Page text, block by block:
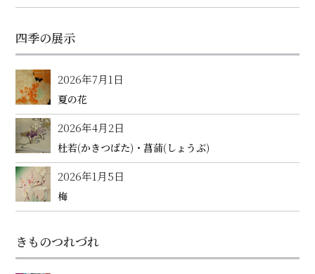
四季の展示
2026年7月1日
夏の花
2026年4月2日
杜若(かきつばた)・菖蒲(しょうぶ)
2026年1月5日
梅
きものつれづれ